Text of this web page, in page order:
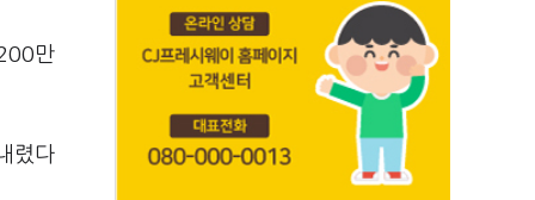
만
렸다